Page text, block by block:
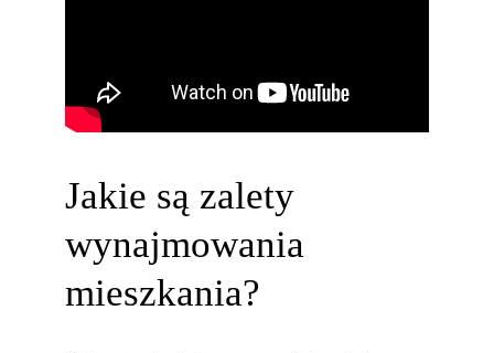
Jakie są zalety
wynajmowania
mieszkania?